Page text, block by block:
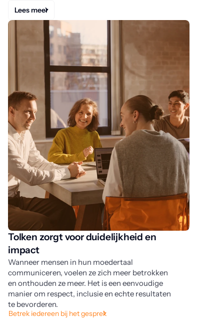
Lees meer
Tolken zorgt voor duidelijkheid en
impact
Wanneer mensen in hun moedertaal
communiceren, voelen ze zich meer betrokken
en onthouden ze meer. Het is een eenvoudige
manier om respect, inclusie en echte resultaten
te bevorderen.
Betrek iedereen bij het gesprek